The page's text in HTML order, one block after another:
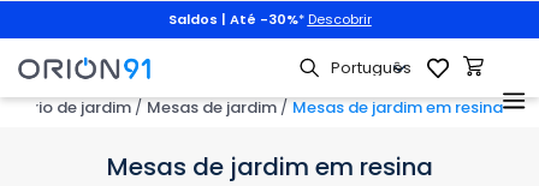
Saldos | Até -30%*Descobrir
de jardim Mesas de jardim Mesas de jardim em resina
Mesas de jardim em resina